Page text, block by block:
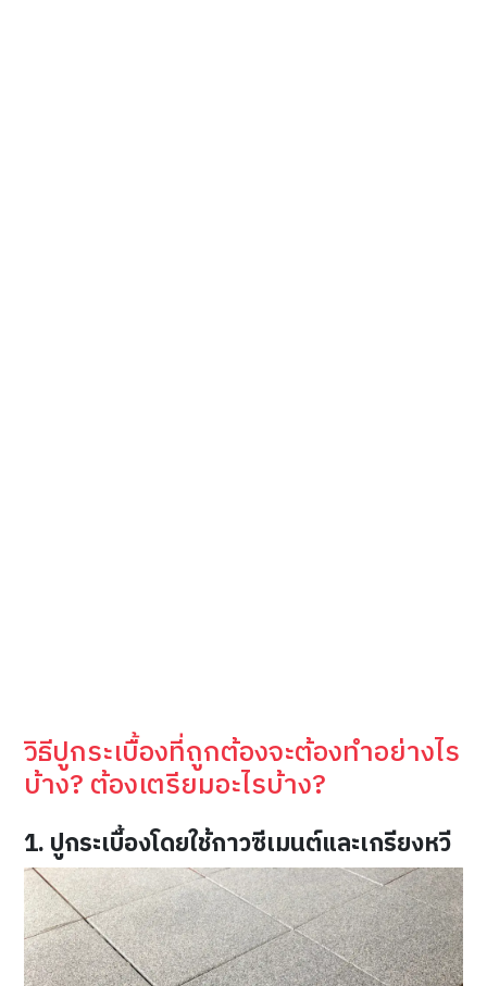
วิธีปูกระเบื้องที่ถูกต้องจะต้องทำอย่างไร
บ้าง? ต้องเตรียมอะไรบ้าง?
1. ปูกระเบื้องโดยใช้กาวซีเมนต์และเกรียงหวี